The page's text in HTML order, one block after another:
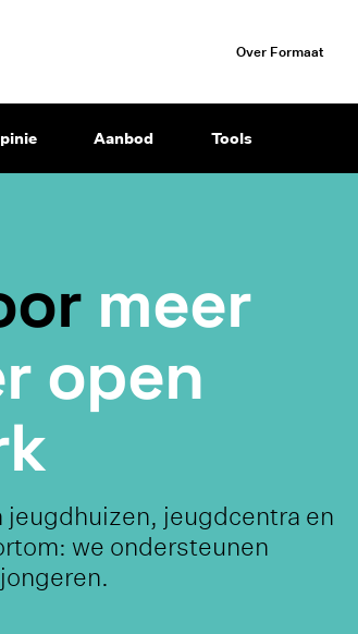
Over Formaat
Aanbod Tools
meer
open
jeugdhuizen, jeugdcentra en
we ondersteunen